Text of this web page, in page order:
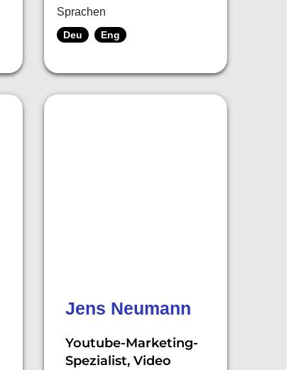
Sprachen
Deu Eng
Jens Neumann
Youtube-Marketing-
Spezialist, Video